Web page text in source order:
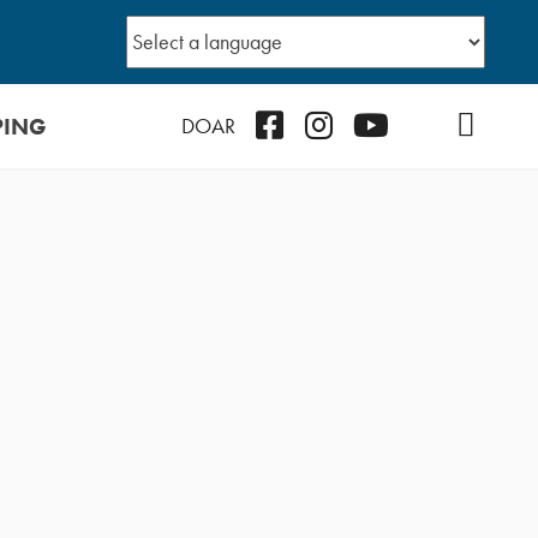
DOAR FacebookInstagram